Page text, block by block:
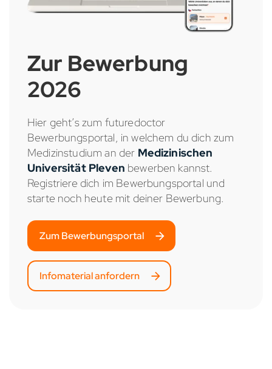
Zur Bewerbung
2026
Hier geht’s zum futuredoctor
Bewerbungsportal, in welchem du dich zum
Medizinstudium an der Medizinischen
Universität Pleven bewerben kannst.
Registriere dich im Bewerbungsportal und
starte noch heute mit deiner Bewerbung.
Zum Bewerbungsportal
Infomaterial anfordern